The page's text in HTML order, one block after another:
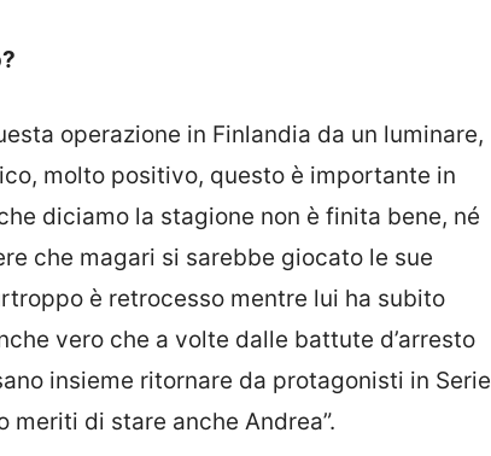
operazione in Finlandia da un luminare,
molto positivo, questo è importante in
diciamo la stagione non è finita bene, né
che magari si sarebbe giocato le sue
è retrocesso mentre lui ha subito
vero che a volte dalle battute d’arresto
insieme ritornare da protagonisti in Serie
di stare anche Andrea”.